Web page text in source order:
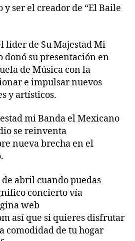
ser el creador de “El Baile
líder de Su Majestad Mi
donó su presentación en
de Música con la
e impulsar nuevos
y artísticos.
mi Banda el Mexicano
se reinventa
nueva brecha en el
abril cuando puedas
concierto vía
web
así que si quieres disfrutar
comodidad de tu hogar